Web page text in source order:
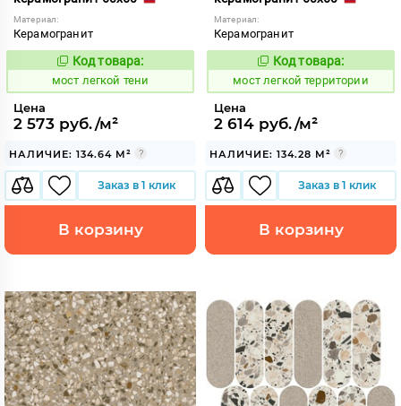
Материал:
Керамогранит
1021228
Код товара:
мост легкой тени
Цена
2 573 руб./м²
НАЛИЧИЕ: 134.64 М²
Заказ в 1 клик
В корзину
Материал:
Керамогранит
1021229
Код товара:
мост легкой территории
Цена
2 614 руб./м²
НАЛИЧИЕ: 134.28 М²
Заказ в 1 клик
В корзину